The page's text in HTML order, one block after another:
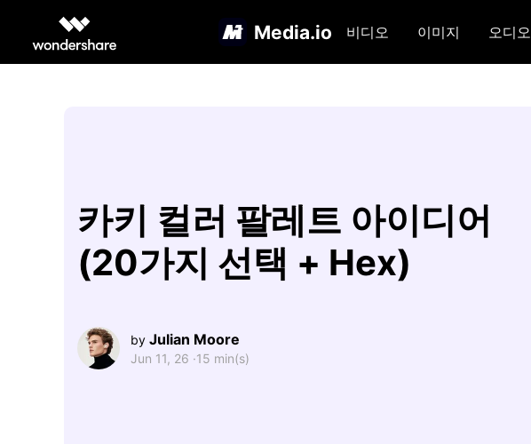
Media.io 비디오 이미지 오디오
카키 컬러 팔레트 아이디어
(20가지 선택 + Hex)
by Julian Moore
Jun 11, 26 ·15 min(s)